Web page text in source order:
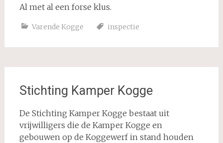
Al met al een forse klus.
Varende Kogge inspectie
Stichting Kamper Kogge
De Stichting Kamper Kogge bestaat uit
vrijwilligers die de Kamper Kogge en
gebouwen op de Koggewerf in stand houden